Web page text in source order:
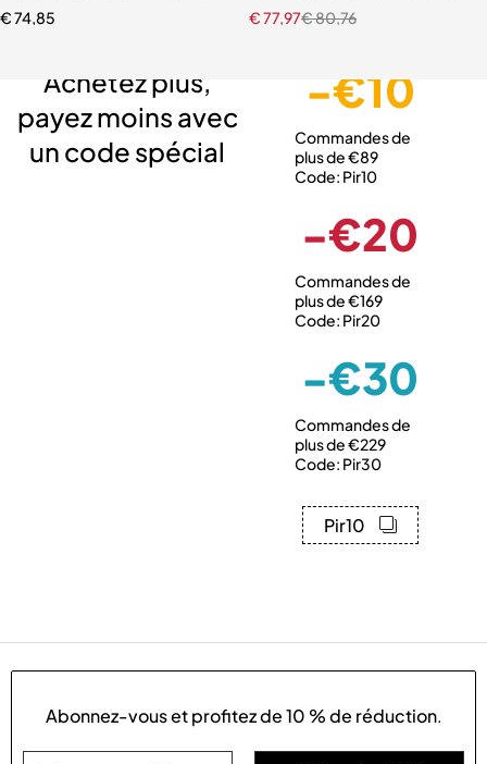
€74,85
€80,76
€77,97
Achetez plus,
payez moins avec
un code spécial
-€10
Commandes de
plus de €89
Code: Pir10
-€20
Commandes de
plus de €169
Code: Pir20
-€30
Commandes de
plus de €229
Code: Pir30
Pir10
Abonnez-vous et profitez de10 % de réduction.